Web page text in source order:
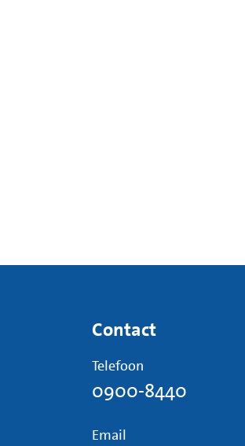
Contact
Telefoon
0900-8440
Email